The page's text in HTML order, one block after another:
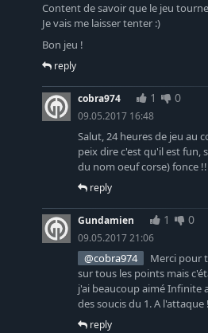
Content de savoir que le jeu
Je vais me laisser tenter :)
Bon jeu !
reply
cobra974 1 0
09.05.2017 16:48
Salut, 24 heures de jeu au
peix dire c'est qu'il est fun,
du nom oeuf corse) fonce !!
reply
Gundamien 1 0
09.05.2017 21:06
@cobra974
Merci pour
sur tous les points mais
j'ai beaucoup aimé Infinite
des soucis du 1. A l'attaque !
reply